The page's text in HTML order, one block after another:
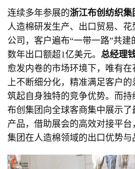
连续多年参展的浙江布创纺织集
人造棉研发生产、出口贸易、
公司，客户遍布“一带一路”共
数年出口额超1亿美元。 总经理
愈发内卷的市场环境下，唯有
上不断细分化，精准满足客户
筑起自身独特的竞争优势。而持
布创集团向全球客商集中展示
产品，借助展会的高效对接平台
集团在人造棉领域的出口优势与